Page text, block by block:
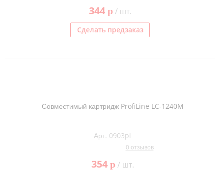
344 p/ шт.
Сделать предзаказ
Совместимый картридж ProfiLine LC-1240M
Арт. 0903pl
0 отзывов
354 p/ шт.